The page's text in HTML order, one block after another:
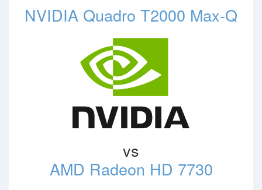
NVIDIA Quadro T2000 Max-Q
vs
AMD Radeon HD 7730